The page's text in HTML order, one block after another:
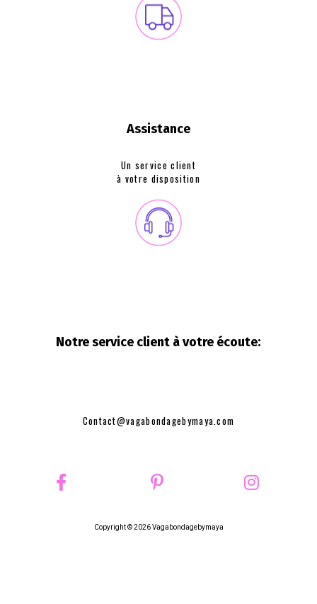
Assistance
Un service client
à votre disposition
Notre service client à votre écoute:
Contact@vagabondagebymaya.com
Copyright © 2026 Vagabondagebymaya